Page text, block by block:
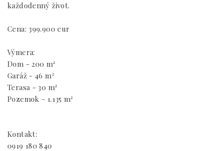
každodenný život.
Cena: 399.900 eur
Výmera:
Dom - 200 m²
Garáž - 46 m²
Terasa - 30 m²
Pozemok - 1.135 m²
Kontakt:
0919 180 840